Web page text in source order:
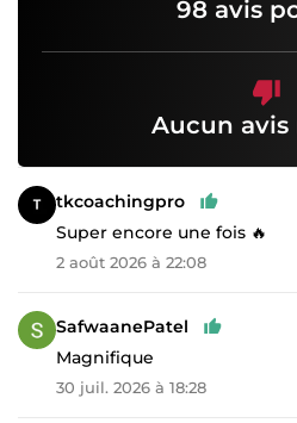
98 avis
Aucun avis
tkcoachingpro
Super encore une fois 🔥
2 août 2026 à 22:08
SafwaanePatel
Magnifique
30 juil. 2026 à 18:28